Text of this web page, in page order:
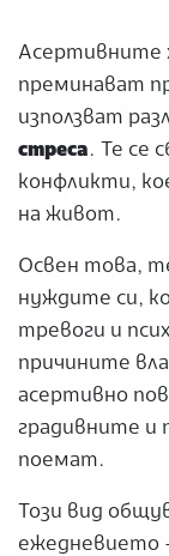
Асертивните
преминават
използват
стреса. Те се
конфликти,
на живот.
Освен това,
нуждите си,
тревоги и
причините
асертивно
градивните и
поемат.
Този вид
ежедневието